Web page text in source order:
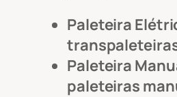
Paleteira
Paleteira
paleteiras